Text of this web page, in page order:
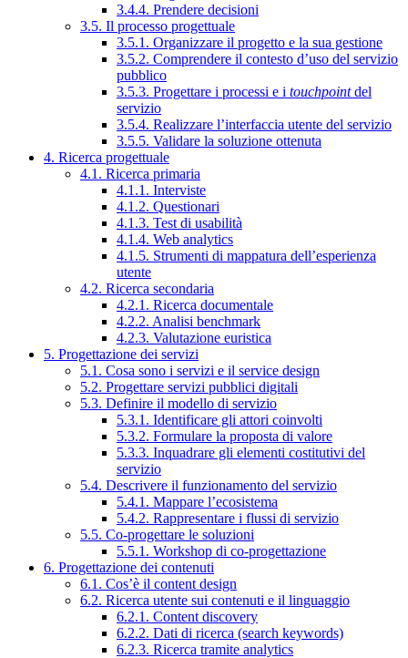
3.4.4. Prendere decisioni
3.5. Il processo progettuale
3.5.1. Organizzare il progetto e la sua gestione
3.5.2. Comprendere il contesto d’uso del servizio
pubblico
3.5.3. Progettare i processi e i touchpointdel
servizio
3.5.4. Realizzare l’interfaccia utente del servizio
3.5.5. Validare la soluzione ottenuta
4. Ricerca progettuale
4.1. Ricerca primaria
4.1.1. Interviste
4.1.2. Questionari
4.1.3. Test di usabilità
4.1.4. Web analytics
4.1.5. Strumenti di mappatura dell’esperienza
utente
4.2. Ricerca secondaria
4.2.1. Ricerca documentale
4.2.2. Analisi benchmark
4.2.3. Valutazione euristica
5. Progettazione dei servizi
5.1. Cosa sono i servizi e il service design
5.2. Progettare servizi pubblici digitali
5.3. Definire il modello di servizio
5.3.1. Identificare gli attori coinvolti
5.3.2. Formulare la proposta di valore
5.3.3. Inquadrare gli elementi costitutivi del
servizio
5.4. Descrivere il funzionamento del servizio
5.4.1. Mappare l’ecosistema
5.4.2. Rappresentare i flussi di servizio
5.5. Co-progettare le soluzioni
5.5.1. Workshop di co-progettazione
6. Progettazione dei contenuti
6.1. Cos’è il content design
6.2. Ricerca utente sui contenuti e il linguaggio
6.2.1. Content discovery
6.2.2. Dati di ricerca (search keywords)
6.2.3. Ricerca tramite analytics